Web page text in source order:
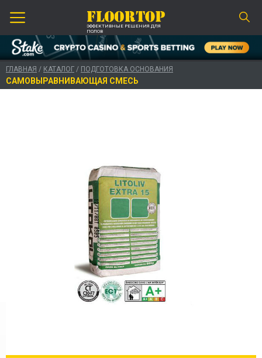
ЭФФЕКТИВНЫЕ РЕШЕНИЯ ДЛЯ
ПОЛОВ
ГЛАВНАЯ / КАТАЛОГ / ПОДГОТОВКА ОСНОВАНИЯ
САМОВЫРАВНИВАЮЩАЯ СМЕСЬ